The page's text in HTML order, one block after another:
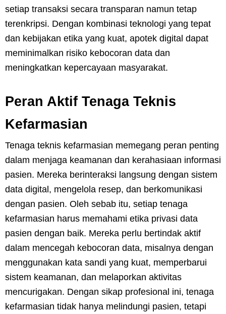
setiap transaksi secara transparan namun tetap
terenkripsi. Dengan kombinasi teknologi yang tepat
dan kebijakan etika yang kuat, apotek digital dapat
meminimalkan risiko kebocoran data dan
meningkatkan kepercayaan masyarakat.
Peran Aktif Tenaga Teknis
Kefarmasian
Tenaga teknis kefarmasian memegang peran penting
dalam menjaga keamanan dan kerahasiaan informasi
pasien. Mereka berinteraksi langsung dengan sistem
data digital, mengelola resep, dan berkomunikasi
dengan pasien. Oleh sebab itu, setiap tenaga
kefarmasian harus memahami etika privasi data
pasien dengan baik. Mereka perlu bertindak aktif
dalam mencegah kebocoran data, misalnya dengan
menggunakan kata sandi yang kuat, memperbarui
sistem keamanan, dan melaporkan aktivitas
mencurigakan. Dengan sikap profesional ini, tenaga
kefarmasian tidak hanya melindungi pasien, tetapi